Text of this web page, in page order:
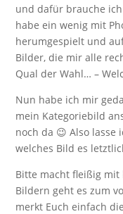
und dafür brauche
habe ein wenig mit
herumgespielt und
Bilder, die mir alle
Qual der Wahl… –
Nun habe ich mir
mein Kategoriebild
noch da 😉 Also lasse
welches Bild es
Bitte macht fleißig
Bildern geht es zum
merkt Euch einfach